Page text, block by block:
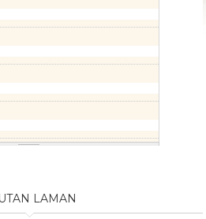
LAMAN